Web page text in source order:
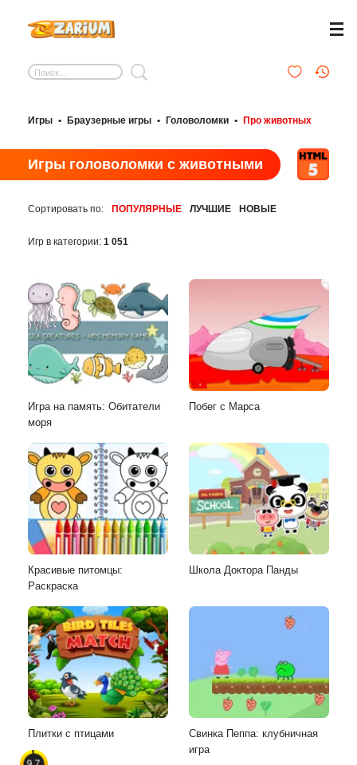
Игры • Браузерные игры • Головоломки • Про животных
Игры головоломки с животными
Сортировать по: ПОПУЛЯРНЫЕ ЛУЧШИЕ НОВЫЕ
Игр в категории: 1 051
Игра на память: Обитатели
моря
Побег с Марса
Красивые питомцы:
Раскраска
Школа Доктора Панды
Плитки с птицами
Свинка Пеппа: клубничная
игра